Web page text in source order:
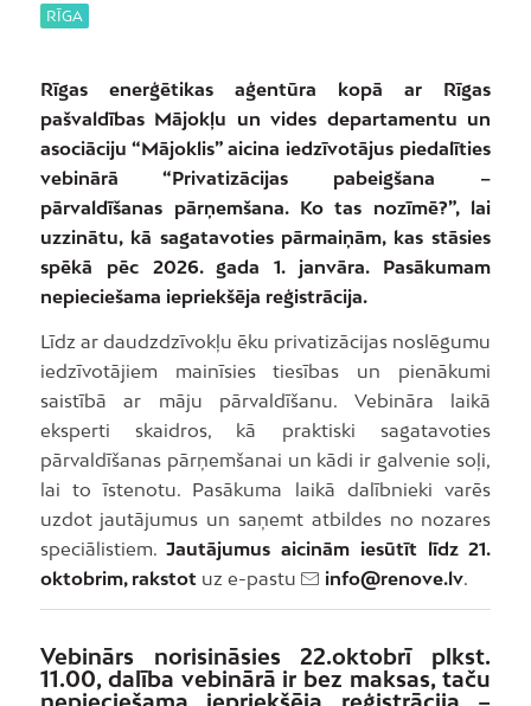
RĪGA
Rīgas enerģētikas aģentūra kopā ar Rīgas
pašvaldības Mājokļu un vides departamentu un
asociāciju “Mājoklis” aicina iedzīvotājus piedalīties
vebinārā “Privatizācijas pabeigšana –
pārvaldīšanas pārņemšana. Ko tas nozīmē?”, lai
uzzinātu, kā sagatavoties pārmaiņām, kas stāsies
spēkā pēc 2026. gada 1. janvāra. Pasākumam
nepieciešama iepriekšēja reģistrācija.
Līdz ar daudzdzīvokļu ēku privatizācijas noslēgumu
iedzīvotājiem mainīsies tiesības un pienākumi
saistībā ar māju pārvaldīšanu. Vebināra laikā
eksperti skaidros, kā praktiski sagatavoties
pārvaldīšanas pārņemšanai un kādi ir galvenie soļi,
lai to īstenotu. Pasākuma laikā dalībnieki varēs
uzdot jautājumus un saņemt atbildes no nozares
speciālistiem.Jautājumus aicinām iesūtīt līdz 21.
oktobrim, rakstot uz e-pastu info@renove.lv.
Vebinārs norisināsies 22.oktobrī plkst.
11.00, dalība vebinārā ir bez maksas, taču